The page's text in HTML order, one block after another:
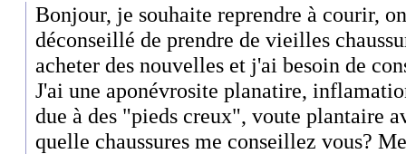
Bonjour, je souhaite reprendre à courir,
déconseillé de prendre de vieilles
acheter des nouvelles et j'ai besoin de
J'ai une aponévrosite planatire,
due à des "pieds creux", voute plantaire
quelle chaussures me conseillez vous?